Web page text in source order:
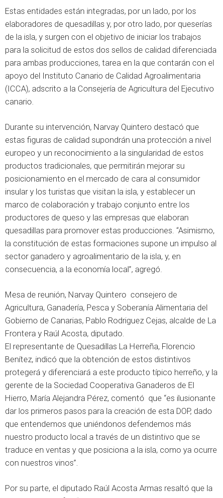
Estas entidades están integradas, por un lado, por los
elaboradores de quesadillas y, por otro lado, por queserías
de la isla, y surgen con el objetivo de iniciar los trabajos
para la solicitud de estos dos sellos de calidad diferenciada
para ambas producciones, tarea en la que contarán con el
apoyo del Instituto Canario de Calidad Agroalimentaria
(ICCA), adscrito a la Consejería de Agricultura del Ejecutivo
canario.
Durante su intervención, Narvay Quintero destacó que
estas figuras de calidad supondrán una protección a nivel
europeo y un reconocimiento a la singularidad de estos
productos tradicionales, que permitirán mejorar su
posicionamiento en el mercado de cara al consumidor
insular y los turistas que visitan la isla, y establecer un
marco de colaboración y trabajo conjunto entre los
productores de queso y las empresas que elaboran
quesadillas para promover estas producciones. “Asimismo,
la constitución de estas formaciones supone un impulso al
sector ganadero y agroalimentario de la isla, y, en
consecuencia, a la economía local”, agregó.
Mesa de reunión, Narvay Quintero consejero de
Agricultura, Ganadería, Pesca y Soberanía Alimentaria del
Gobierno de Canarias, Pablo Rodriguez Cejas, alcalde de La
Frontera y Raúl Acosta, diputado.
El representante de Quesadillas La Herreña, Florencio
Benítez, indicó que la obtención de estos distintivos
protegerá y diferenciará a este producto típico herreño, y la
gerente de la Sociedad Cooperativa Ganaderos de El
Hierro, María Alejandra Pérez, comentó que “es ilusionante
dar los primeros pasos para la creación de esta DOP, dado
que entendemos que uniéndonos defendemos más
nuestro producto local a través de un distintivo que se
traduce en ventas y que posiciona a la isla, como ya ocurre
con nuestros vinos”.
Por su parte, el diputado Raúl Acosta Armas resaltó que la